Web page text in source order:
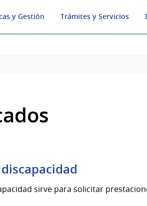
y Gestión Trámites y Servicios
sirve para solicitar